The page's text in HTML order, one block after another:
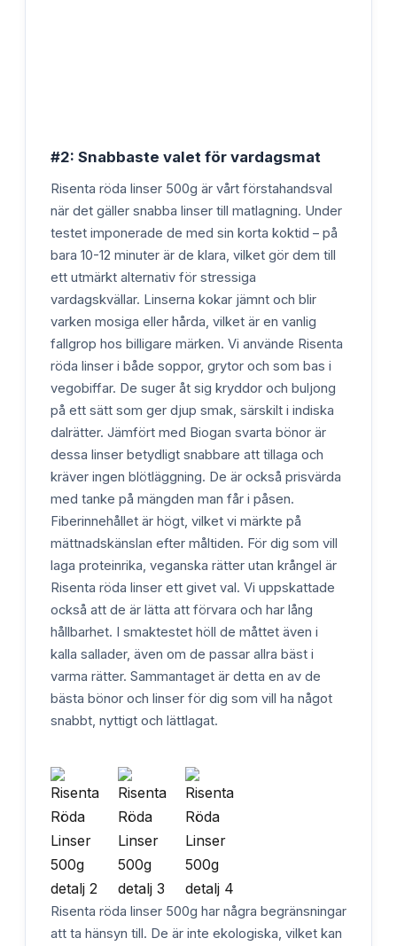
#2: Snabbaste valet för vardagsmat
Risenta röda linser 500g är vårt förstahandsval
när det gäller snabba linser till matlagning. Under
testet imponerade de med sin korta koktid – på
bara 10-12 minuter är de klara, vilket gör dem till
ett utmärkt alternativ för stressiga
vardagskvällar. Linserna kokar jämnt och blir
varken mosiga eller hårda, vilket är en vanlig
fallgrop hos billigare märken. Vi använde Risenta
röda linser i både soppor, grytor och som bas i
vegobiffar. De suger åt sig kryddor och buljong
på ett sätt som ger djup smak, särskilt i indiska
dalrätter. Jämfört med Biogan svarta bönor är
dessa linser betydligt snabbare att tillaga och
kräver ingen blötläggning. De är också prisvärda
med tanke på mängden man får i påsen.
Fiberinnehållet är högt, vilket vi märkte på
mättnadskänslan efter måltiden. För dig som vill
laga proteinrika, veganska rätter utan krångel är
Risenta röda linser ett givet val. Vi uppskattade
också att de är lätta att förvara och har lång
hållbarhet. I smaktestet höll de måttet även i
kalla sallader, även om de passar allra bäst i
varma rätter. Sammantaget är detta en av de
bästa bönor och linser för dig som vill ha något
snabbt, nyttigt och lättlagat.
Risenta röda linser 500g har några begränsningar
att ta hänsyn till. De är inte ekologiska, vilket kan